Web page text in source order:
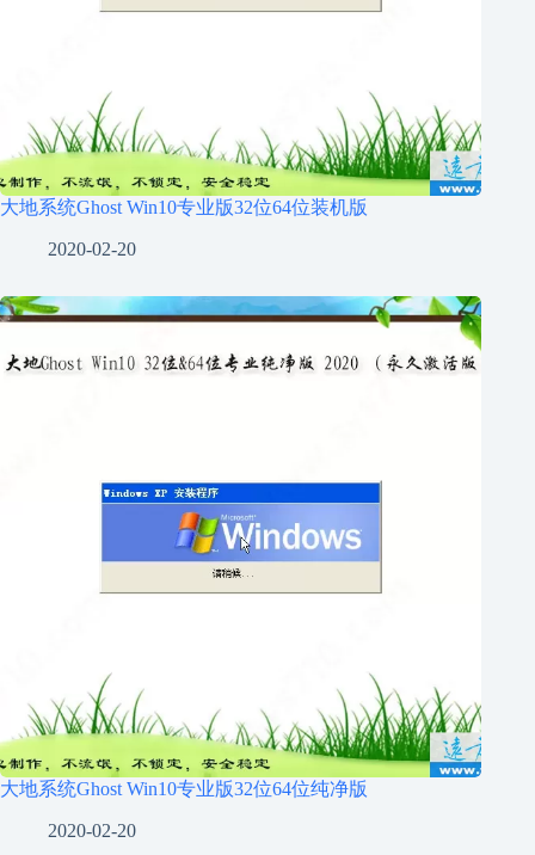
大地系统Ghost Win10专业版32位64位装机版
2020-02-20
大地系统Ghost Win10专业版32位64位纯净版
2020-02-20